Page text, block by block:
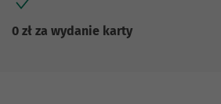
0 zł za wydanie karty